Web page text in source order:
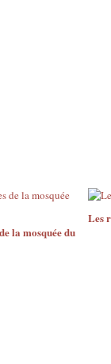
la mosquée du
Les